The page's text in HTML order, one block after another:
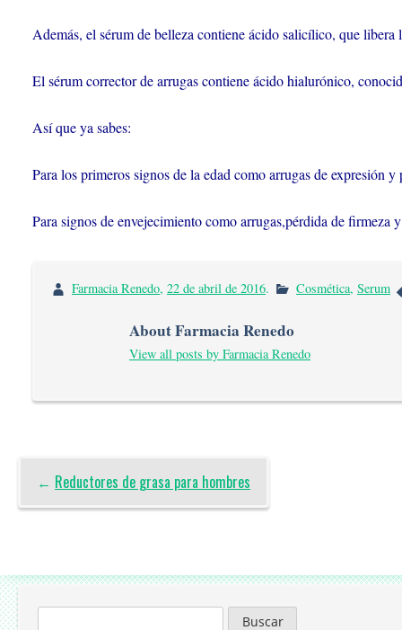
Además, el sérum de belleza contiene ácido salicílico, que
El sérum corrector de arrugas contiene ácido hialurónico,
Así que ya sabes:
Para los primeros signos de la edad como arrugas de expresión
Para signos de envejecimiento como arrugas,pérdida de firmeza
Farmacia Renedo, 22 de abril de 2016. Cosmética, Serum
About Farmacia Renedo
View all posts by Farmacia Renedo
← Reductores de grasa para hombres